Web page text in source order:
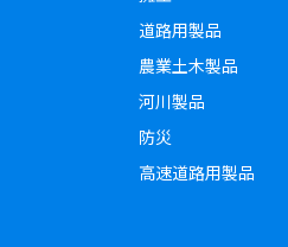
道路用製品
農業土木製品
河川製品
防災
高速道路用製品